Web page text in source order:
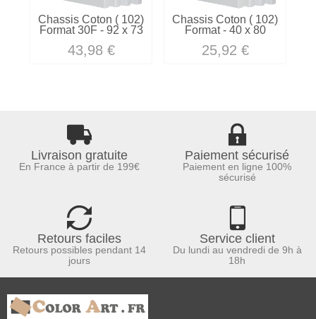
Chassis Coton ( 102)
Format 30F - 92 x 73
43,98 €
Chassis Coton ( 102)
Format - 40 x 80
25,92 €
Livraison gratuite
En France à partir de 199€
Paiement sécurisé
Paiement en ligne 100%
sécurisé
Retours faciles
Retours possibles pendant 14
jours
Service client
Du lundi au vendredi de 9h à
18h